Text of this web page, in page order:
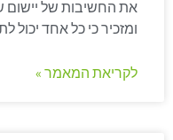
את החשיבות של יישום
ומזכיר כי כל אחד יכול
לקריאת המאמר »